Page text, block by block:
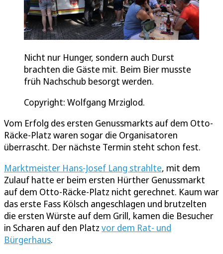
Nicht nur Hunger, sondern auch Durst
brachten die Gäste mit. Beim Bier musste
früh Nachschub besorgt werden.
Copyright: Wolfgang Mrziglod.
Vom Erfolg des ersten Genussmarkts auf dem Otto-
Räcke-Platz waren sogar die Organisatoren
überrascht. Der nächste Termin steht schon fest.
Marktmeister Hans-Josef Lang strahlte, mit dem
Zulauf hatte er beim ersten Hürther Genussmarkt
auf dem Otto-Räcke-Platz nicht gerechnet. Kaum war
das erste Fass Kölsch angeschlagen und brutzelten
die ersten Würste auf dem Grill, kamen die Besucher
in Scharen auf den Platz vor dem Rat- und
Bürgerhaus.